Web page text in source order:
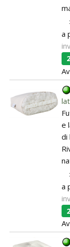
a
e
di
a